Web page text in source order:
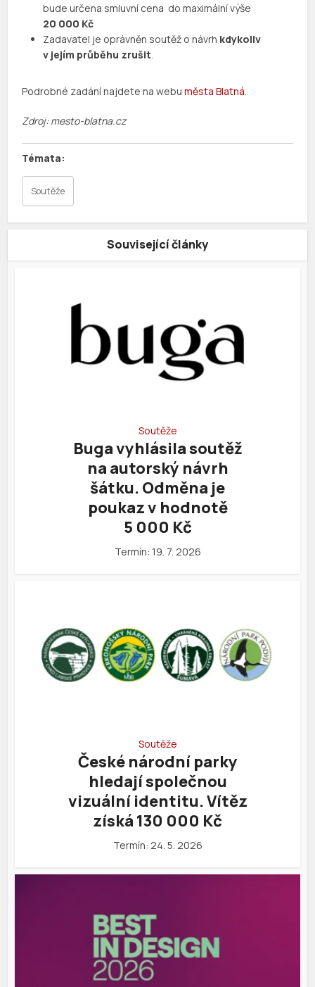
bude určena smluvní cena do maximální výše
20 000 Kč
Zadavatel je oprávněn soutěž o návrh kdykoliv
v jejím průběhu zrušit
Podrobné zadání najdete na webuměsta Blatná
Zdroj: mesto-blatna.cz
Soutěže
Související články
Soutěže
Buga vyhlásila soutěž
na autorský návrh
šátku. Odměna je
poukaz v hodnotě
5 000 Kč
Termín: 19. 7. 2026
Soutěže
České národní parky
hledají společnou
vizuální identitu. Vítěz
získá 130 000 Kč
Termín: 24. 5. 2026